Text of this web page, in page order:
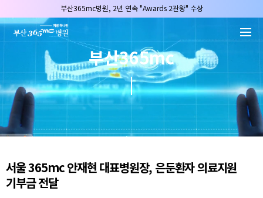
부산365mc병원, 2년 연속 "Awards 2관왕" 수상
2025 "부산365mc 보건복지부 장관상" 수상!
부산365mc병원, 8/15(토) 광복절 정상진료
부산365mc병원, 2년 연속 "Awards 2관왕" 수상
2025 "부산365mc 보건복지부 장관상" 수상!
부산365mc
서울 365mc 안재현 대표병원장, 은둔환자 의료지원
기부금 전달